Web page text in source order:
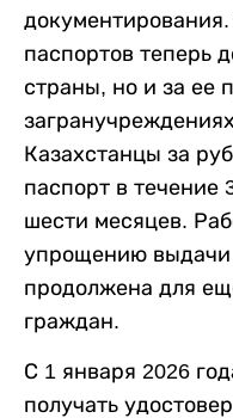
паспортов теперь
страны, но и за ее
Казахстанцы за
паспорт в течение
шести месяцев.
упрощению выдачи
продолжена для
граждан.
С 1 января 2026
получать